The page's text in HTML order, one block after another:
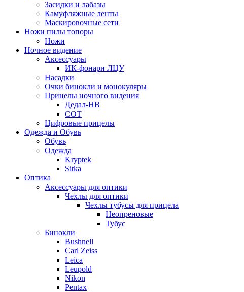
Засидки и лабазы
Камуфляжные ленты
Маскировочные сети
Ножи пилы топоры
Ножи
Ночное видение
Аксессуары
ИК-фонари ЛЦУ
Насадки
Очки бинокли и монокуляры
Прицелы ночного видения
Дедал-НВ
СОТ
Цифровые прицелы
Одежда и Обувь
Обувь
Одежда
Kryptek
Sitka
Оптика
Аксессуары для оптики
Чехлы для оптики
Чехлы тубусы для прицела
Неопреновые
Тубус
Бинокли
Bushnell
Carl Zeiss
Leica
Leupold
Nikon
Pentax